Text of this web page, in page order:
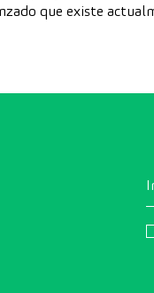
que existe
de los órganos vitales,